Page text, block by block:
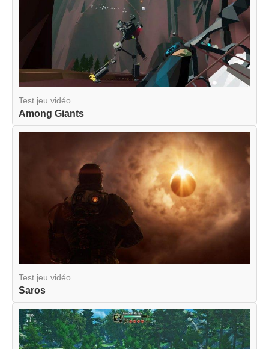
Test jeu vidéo
Among Giants
Test jeu vidéo
Saros